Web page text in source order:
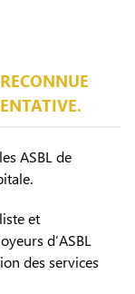
ASBL de
et
d’ASBL
des services